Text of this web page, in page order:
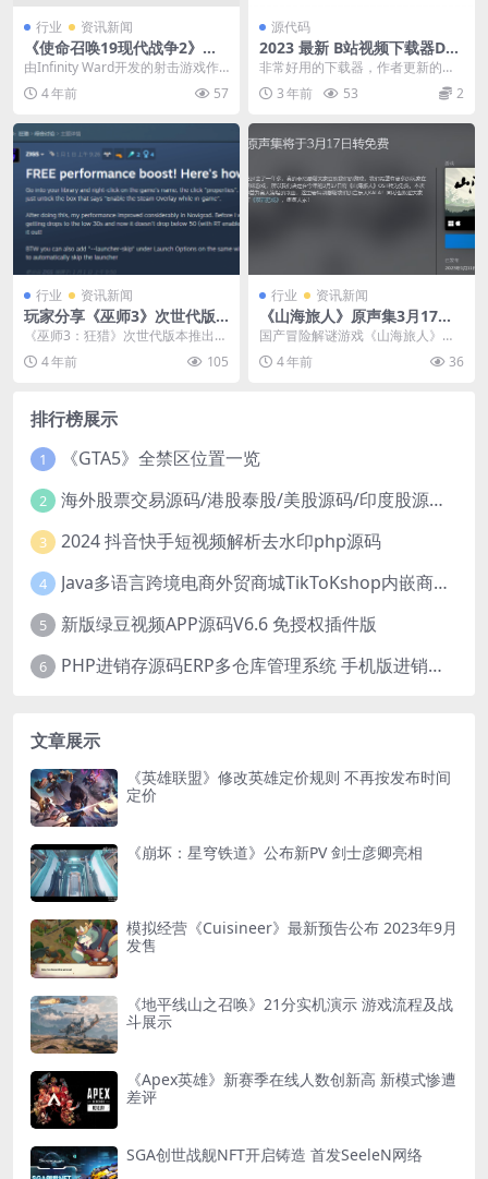
行业 资讯新闻
《使命召唤19现代战争2》新
身法演示 像会开枪的猩猩
由Infinity Ward开发的射击游戏作
品《使命召唤：现代战争2》已于1
0月...4 年前 57
源代码
2023 最新 B站视频下载器Do
wnKyi V1.5.5
非常好用的下载器，作者更新的也
很勤快
3 年前 53 2
行业 资讯新闻
玩家分享《巫师3》次世代版
优化心得 有效提高帧数
《巫师3：狂猎》次世代版本推出
后，不少老玩家回坑体验全新升级
后的游戏，但由于是发...
4 年前 105
行业 资讯新闻
《山海旅人》原声集3月17日
转免费 开发商新作已公布
国产冒险解谜游戏《山海旅人》宣
布Steam上原声集DLC将3月17日转
为免费（原...
4 年前 36
排行榜展示
1 《GTA5》全禁区位置一览
2 海外股票交易源码/港股泰股/美股源码/印度股源码/马拉西亚股票源码/国际股票配资
3 2024 抖音快手短视频解析去水印php源码
4 Java多语言跨境电商外贸商城TikToKshop内嵌商城I商家入驻I一键铺
5 新版绿豆视频APP源码V6.6 免授权插件版
6 PHP进销存源码ERP多仓库管理系统 手机版进销存 php网络版进销存小程序
文章展示
《英雄联盟》修改英雄定价规则 不再按发布时间
定价
《崩坏：星穹铁道》公布新PV 剑士彦卿亮相
模拟经营《Cuisineer》最新预告公布 2023年9月
发售
《地平线山之召唤》21分实机演示 游戏流程及战
斗展示
《Apex英雄》新赛季在线人数创新高 新模式惨遭
差评
SGA创世战舰NFT开启铸造 首发SeeleN网络